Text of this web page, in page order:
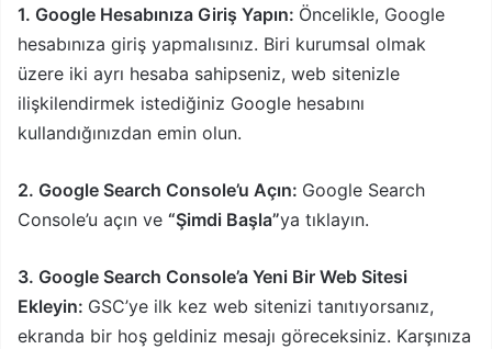
1. Google Hesabınıza Giriş Yapın: Öncelikle, Google
hesabınıza giriş yapmalısınız. Biri kurumsal olmak
üzere iki ayrı hesaba sahipseniz, web sitenizle
ilişkilendirmek istediğiniz Google hesabını
kullandığınızdan emin olun.
2. Google Search Console’u Açın: Google Search
Console’u açın ve “Şimdi Başla”ya tıklayın.
3. Google Search Console’a Yeni Bir Web Sitesi
Ekleyin: GSC’ye ilk kez web sitenizi tanıtıyorsanız,
ekranda bir hoş geldiniz mesajı göreceksiniz. Karşınıza